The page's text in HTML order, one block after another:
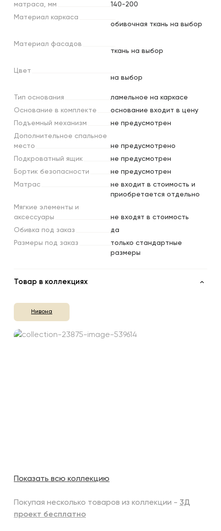
матраса, мм
140-200
Материал каркаса
обивочная ткань на выбор
Материал фасадов
ткань на выбор
Цвет
на выбор
Тип основания
ламельное на каркасе
Основание в комплекте
основание входит в цену
Подъемный механизм
не предусмотрен
Дополнительное спальное
место
не предусмотрено
Подкроватный ящик
не предусмотрен
Бортик безопасности
не предусмотрен
Матрас
не входит в стоимость и
приобретается отдельно
Мягкие элементы и
аксессуары
не входят в стоимость
Обивка под заказ
да
Размеры под заказ
только стандартные
размеры
Товар в коллекциях
Нивона
Показать всю коллекцию
Покупая несколько товаров из коллекции - 3Д
проект бесплатно